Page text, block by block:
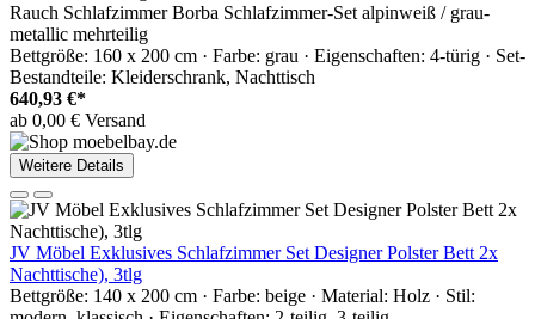
Rauch Schlafzimmer Borba Schlafzimmer-Set alpinweiß / grau-
metallic mehrteilig
Bettgröße: 160 x 200 cm · Farbe: grau · Eigenschaften: 4-türig · Set-
Bestandteile: Kleiderschrank, Nachttisch
640,93 €*
ab 0,00 € Versand
Weitere Details
JV Möbel Exklusives Schlafzimmer Set Designer Polster Bett 2x
Nachttische), 3tlg
Bettgröße: 140 x 200 cm · Farbe: beige · Material: Holz · Stil: